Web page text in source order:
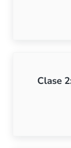
Clase